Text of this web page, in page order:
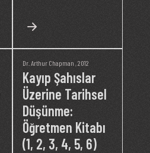
Dr. Arthur Chapman , 2012
Kayıp Şahıslar
Üzerine Tarihsel
Düşünme:
Öğretmen Kitabı
(1, 2, 3, 4, 5, 6)